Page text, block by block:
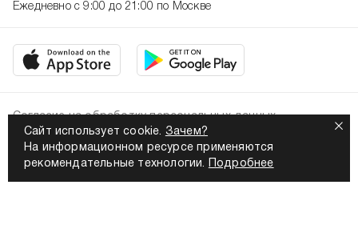
Сайт использует cookie. Зачем?
На информационном ресурсе применяются
рекомендательные технологии.
Подробнее
Ежедневно с 9:00 до 21:00 по Москве
2026. Все права защищены
Политика конфиденциальности
Согласие на обработку персональных данных